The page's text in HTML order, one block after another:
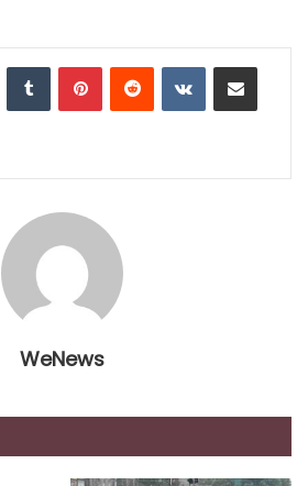
TumblrPinterestReddit VKontakteShare via Email
WeNews